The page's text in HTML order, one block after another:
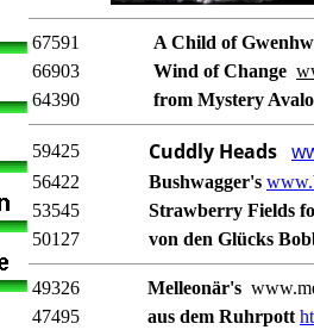
67591
A Child of
66903
Wind of Change
64390
from Mystery
59425 Cuddly Heads
56422 Bushwagger's
53545
Strawberry Fields
50127
von den Glücks
49326 Melleonär's
47495
aus dem Ruhrpott